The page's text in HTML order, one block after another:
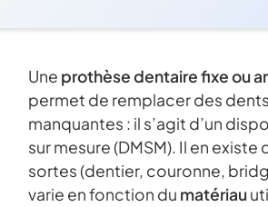
Une prothèse dentaire fixe ou
permet de remplacer des
manquantes : il s’agit d’un
sur mesure (DMSM). Il en existe
sortes(dentier, couronne,
varie en fonction du matériau